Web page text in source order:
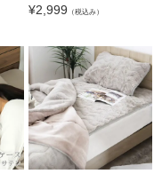
¥2,999 （税込み）